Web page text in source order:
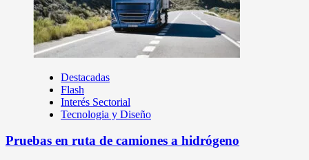
Destacadas
Flash
Interés Sectorial
Tecnologia y Diseño
Pruebas en ruta de camiones a hidrógeno